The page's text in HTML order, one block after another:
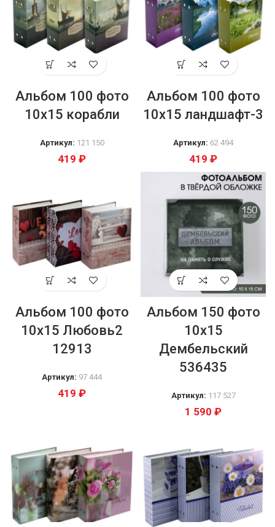
Альбом 100 фото
10х15 корабли
Артикул: 121 150
419 ₽
Альбом 100 фото
10х15 ландшафт-3
Артикул: 62 494
419 ₽
Альбом 100 фото
10х15 Любовь2
12913
Артикул: 97 444
419 ₽
Альбом 150 фото
10х15
Дембельский
536435
Артикул: 117 527
1 590 ₽